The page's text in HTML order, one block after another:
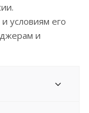
условиям его
и